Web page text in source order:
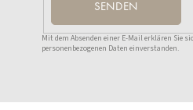
SENDEN
Mit dem Absenden einer E-Mail erklären Sie
personenbezogenen Daten einverstanden.